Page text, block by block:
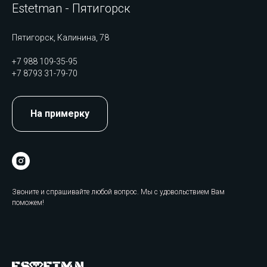
Estetman - Пятигорск
Пятигорск, Калинина, 78
+7 988 109-35-95
+7 8793 31-79-70
На примерку
Звоните и спрашивайте любой вопрос. Мы с удовольствием Вам
поможем!